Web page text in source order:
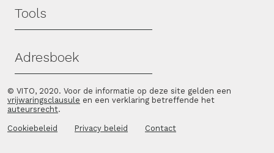
Tools
Adresboek
© VITO, 2020. Voor de informatie op deze site gelden een
vrijwaringsclausule en een verklaring betreffende het
auteursrecht.
Cookiebeleid Privacy beleid Contact